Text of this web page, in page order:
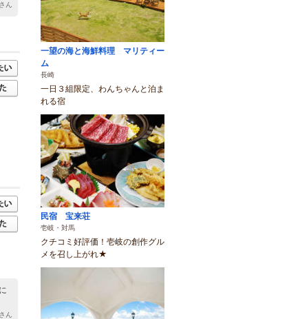
ん
ん
一望の海と海鮮料理 マリティー
ム
長崎
一日３組限定、わんちゃんと泊ま
れる宿
民宿 宝来荘
壱岐・対馬
クチコミ好評価！壱岐の創作グル
メを召し上がれ★